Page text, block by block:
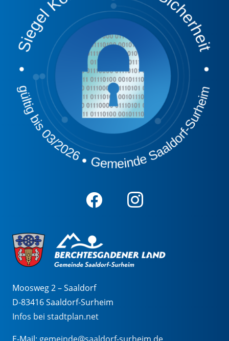
Moosweg 2 – Saaldorf
D-83416 Saaldorf-Surheim
Infos bei stadtplan.net